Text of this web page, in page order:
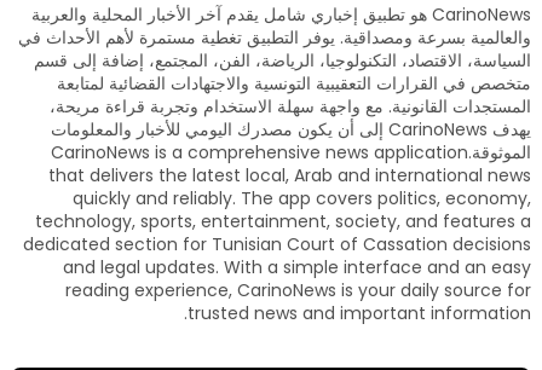
CarinoNews هو تطبيق إخباري شامل يقدم آخر الأخبار المحلية والعربية
والعالمية بسرعة ومصداقية. يوفر التطبيق تغطية مستمرة لأهم الأحداث في
السياسة، الاقتصاد، التكنولوجيا، الرياضة، الفن، المجتمع، إضافة إلى قسم
متخصص في القرارات التعقيبية التونسية والاجتهادات القضائية لمتابعة
المستجدات القانونية. مع واجهة سهلة الاستخدام وتجربة قراءة مريحة،
يهدف CarinoNews إلى أن يكون مصدرك اليومي للأخبار والمعلومات
الموثوقة.CarinoNews is a comprehensive news application
that delivers the latest local, Arab and international news
quickly and reliably. The app covers politics, economy,
technology, sports, entertainment, society, and features a
dedicated section for Tunisian Court of Cassation decisions
and legal updates. With a simple interface and an easy
reading experience, CarinoNews is your daily source for
trusted news and important information.